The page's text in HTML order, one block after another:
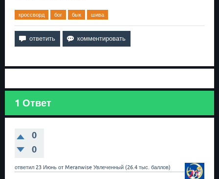
кроссворд бог бык шива
1 Ответ
0
0
ответил 23 Июнь от Meranwise Увлеченный (26.4 тыс. баллов)